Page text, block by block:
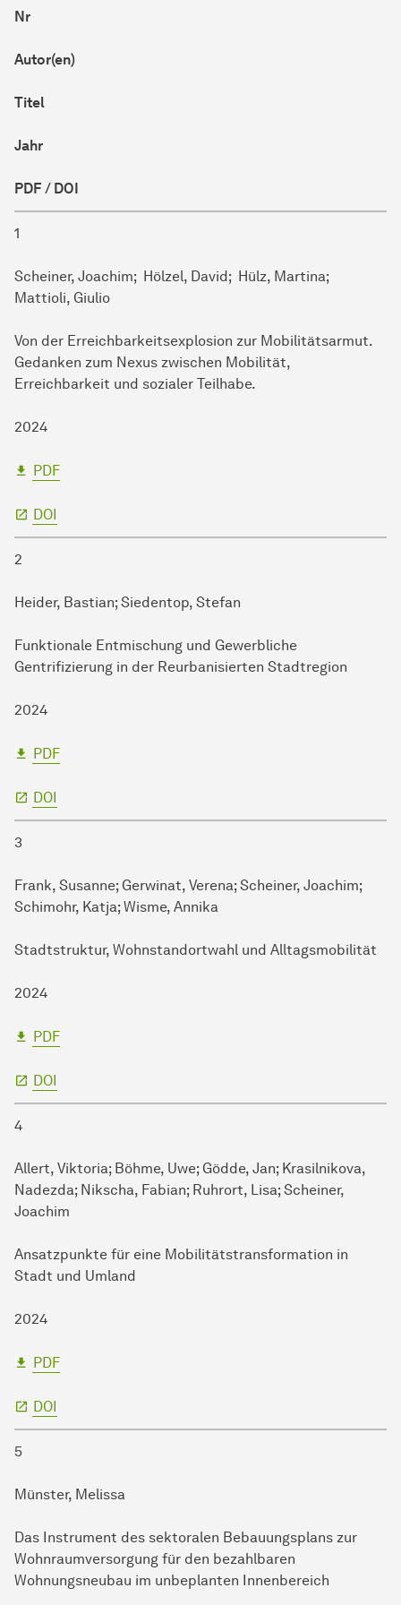
Nr
Autor(en)
Titel
Jahr
PDF / DOI
1
Scheiner, Joachim; Hölzel, David; Hülz, Martina;
Mattioli, Giulio
Von der Erreichbarkeitsexplosion zur Mobilitätsarmut.
Gedanken zum Nexus zwischen Mobilität,
Erreichbarkeit und sozialer Teilhabe.
2024
PDF
DOI
2
Heider, Bastian; Siedentop, Stefan
Funktionale Entmischung und Gewerbliche
Gentrifizierung in der Reurbanisierten Stadtregion
2024
PDF
DOI
3
Frank, Susanne; Gerwinat, Verena; Scheiner, Joachim;
Schimohr, Katja; Wisme, Annika
Stadtstruktur, Wohnstandortwahl und Alltagsmobilität
2024
PDF
DOI
4
Allert, Viktoria; Böhme, Uwe; Gödde, Jan; Krasilnikova,
Nadezda; Nikscha, Fabian; Ruhrort, Lisa; Scheiner,
Joachim
Ansatzpunkte für eine Mobilitätstransformation in
Stadt und Umland
2024
PDF
DOI
5
Münster, Melissa
Das Instrument des sektoralen Bebauungsplans zur
Wohnraumversorgung für den bezahlbaren
Wohnungsneubau im unbeplanten Innenbereich